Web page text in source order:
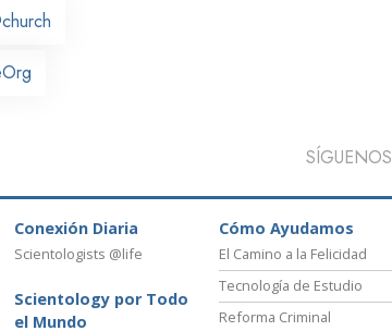
SÍGUENOS
Conexión Diaria
Scientologists @life
Scientology por Todo
el Mundo
Cómo Ayudamos
El Camino a la Felicidad
Tecnología de Estudio
Reforma Criminal